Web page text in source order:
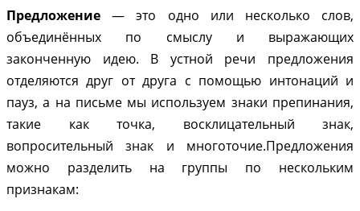
Предложение — это одно или несколько слов,
объединённых по смыслу и выражающих
законченную идею. В устной речи предложения
отделяются друг от друга с помощью интонаций и
пауз, а на письме мы используем знаки препинания,
такие как точка, восклицательный знак,
вопросительный знак и многоточие.Предложения
можно разделить на группы по нескольким
признакам: